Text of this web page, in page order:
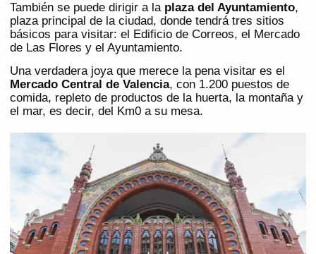
También se puede dirigir a la plaza del Ayuntamiento,
plaza principal de la ciudad, donde tendrá tres sitios
básicos para visitar: el Edificio de Correos, el Mercado
de Las Flores y el Ayuntamiento.
Una verdadera joya que merece la pena visitar es el
Mercado Central de Valencia, con 1.200 puestos de
comida, repleto de productos de la huerta, la montaña y
el mar, es decir, del Km0 a su mesa.